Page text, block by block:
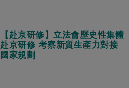
【赴京研修】立法會歷史性集體
赴京研修 考察新質生產力對接
國家規劃